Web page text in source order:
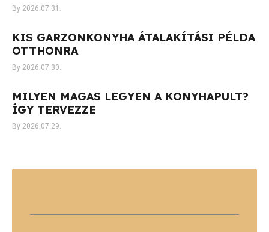
2026.07.31.
KIS GARZONKONYHA ÁTALAKÍTÁSI PÉLDA
OTTHONRA
2026.07.30.
MILYEN MAGAS LEGYEN A KONYHAPULT?
ÍGY TERVEZZE
2026.07.29.